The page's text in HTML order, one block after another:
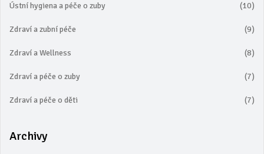
Ústní hygiena a péče o zuby (10)
Zdraví a zubní péče (9)
Zdraví a Wellness (8)
Zdraví a péče o zuby (7)
Zdraví a péče o děti (7)
Archivy